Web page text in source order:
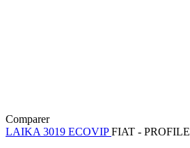
Comparer
LAIKA 3019 ECOVIPFIAT - PROFILE